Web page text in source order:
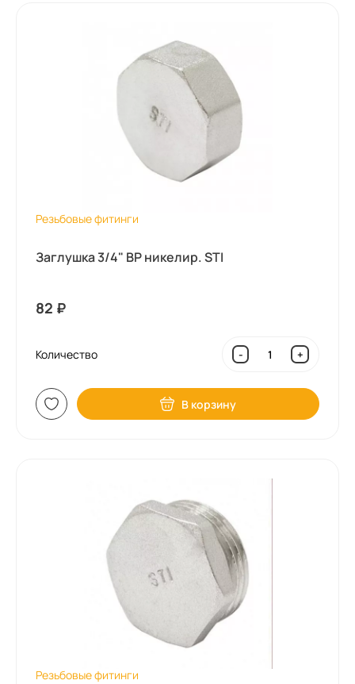
Резьбовые фитинги
Заглушка 3/4" ВР никелир. STI
82 ₽
Количество - +
В корзину
Резьбовые фитинги